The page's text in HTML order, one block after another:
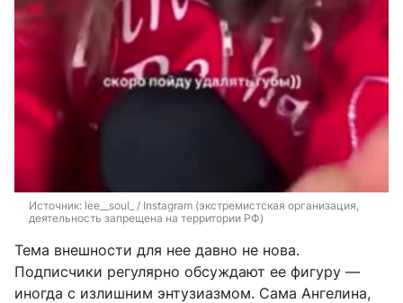
Источник: lee__soul_ / Instagram (экстремистская организация,
деятельность запрещена на территории РФ)
Тема внешности для нее давно не нова.
Подписчики регулярно обсуждают ее фигуру —
иногда с излишним энтузиазмом. Сама Ангелина,